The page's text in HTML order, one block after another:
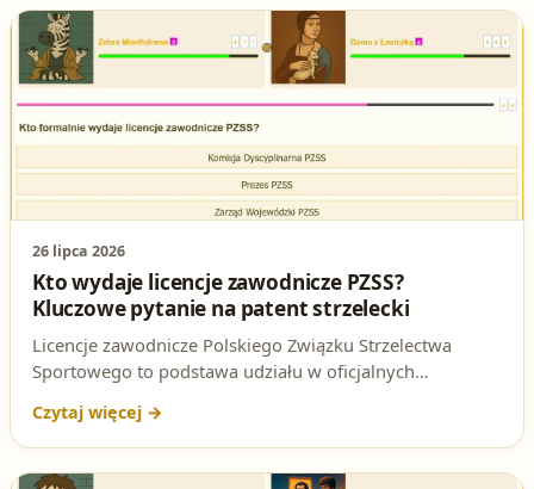
26 lipca 2026
Kto wydaje licencje zawodnicze PZSS?
Kluczowe pytanie na patent strzelecki
Licencje zawodnicze Polskiego Związku Strzelectwa
Sportowego to podstawa udziału w oficjalnych
wydawać? To pytanie regularnie pojawia się na
egzaminie na patent strzelecki. Sprawdź poprawną
odpowiedź i jej uzasadnienie.